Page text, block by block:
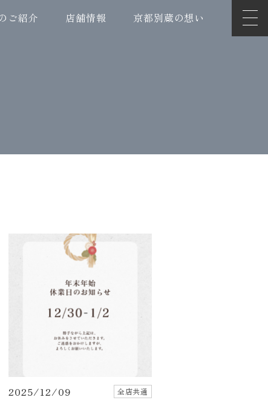
ご紹介 店舗情報 京都別蔵の想い
2025/12/09 全店共通